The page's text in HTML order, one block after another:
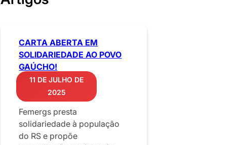
CARTA ABERTA EM
SOLIDARIEDADE AO POVO
GAÚCHO!
11 DE JULHO DE
2025
Femergs presta
solidariedade à população
do RS e propõe